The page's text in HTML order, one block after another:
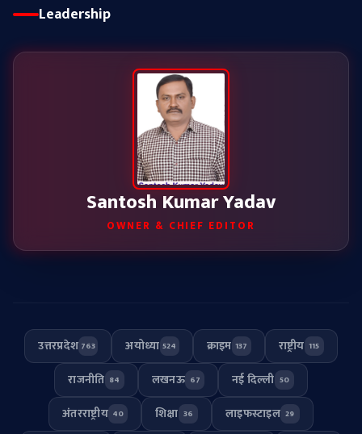
Leadership
Santosh Kumar Yadav
OWNER & CHIEF EDITOR
उत्तरप्रदेश 763 अयोध्या 524 क्राइम 137 राष्ट्रीय 115
राजनीति 84 लखनऊ 67 नई दिल्ली 50
अंतरराष्ट्रीय 40 शिक्षा 36 लाइफस्टाइल 29